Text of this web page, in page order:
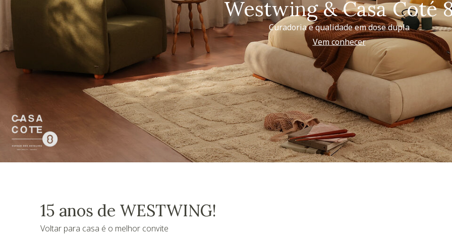
Westwing & Casa Coté
Curadoria e qualidade em dose dupla
Vem conhecer
15 anos de WESTWING!
Voltar para casa é o melhor convite